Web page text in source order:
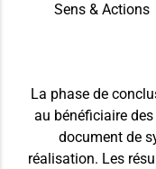
Sens & Actions
La phase de
au bénéficiaire
document de
réalisation. Les